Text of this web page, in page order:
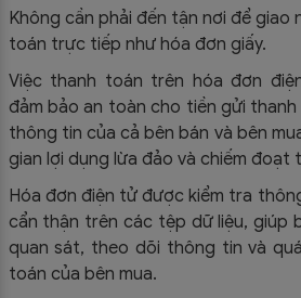
Không cần phải đến tận nơi để giao
toán trực tiếp như hóa đơn giấy.
Việc thanh toán trên hóa đơn
đảm bảo an toàn cho tiền gửi
thông tin của cả bên bán và bên
gian lợi dụng lừa đảo và chiếm đoạt
Hóa đơn điện tử được kiểm tra
cẩn thận trên các tệp dữ liệu, giúp
quan sát, theo dõi thông tin và
toán của bên mua.